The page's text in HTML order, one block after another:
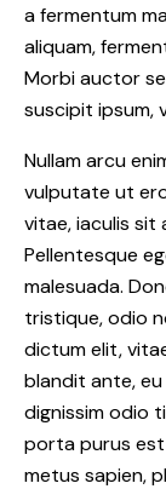
a fermentum
aliquam,
Morbi auctor
suscipit ipsum,
Nullam arcu
vulputate ut
vitae, iaculis sit
Pellentesque
malesuada.
tristique, odio
dictum elit,
blandit ante,
dignissim odio
porta purus est
metus sapien,